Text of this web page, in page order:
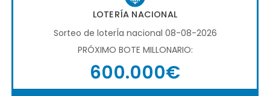
LOTERÍA NACIONAL
Sorteo de loterÍa nacional 08-08-2026
PRÓXIMO BOTE MILLONARIO:
600.000€